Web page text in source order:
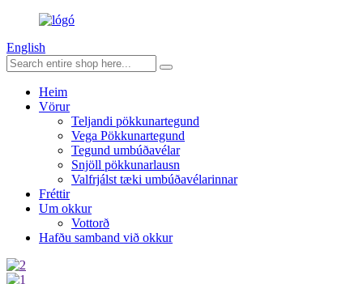
English
Heim
Vörur
Teljandi pökkunartegund
Vega Pökkunartegund
Tegund umbúðavélar
Snjöll pökkunarlausn
Valfrjálst tæki umbúðavélarinnar
Fréttir
Um okkur
Vottorð
Hafðu samband við okkur